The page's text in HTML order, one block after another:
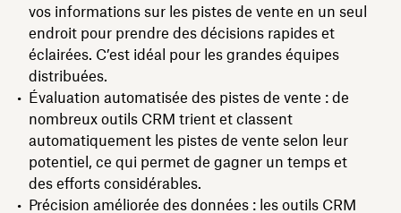
vos informations sur les pistes de vente en un seul
endroit pour prendre des décisions rapides et
éclairées. C’est idéal pour les grandes équipes
distribuées.
Évaluation automatisée des pistes de vente : de
nombreux outils CRM trient et classent
automatiquement les pistes de vente selon leur
potentiel, ce qui permet de gagner un temps et
des efforts considérables.
Précision améliorée des données : les outils CRM